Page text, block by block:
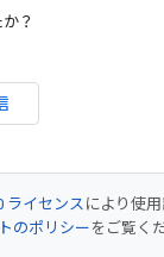
？
ライセンス により使
のポリシーをご覧く